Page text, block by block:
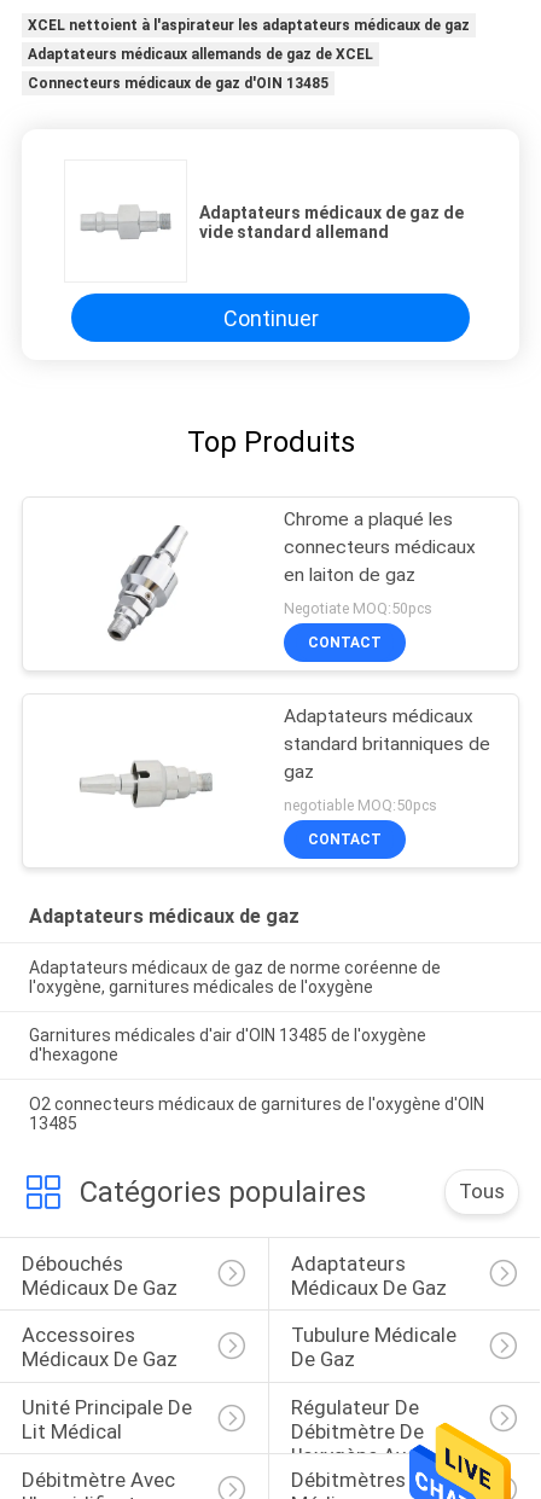
XCEL nettoient à l'aspirateur les adaptateurs médicaux de gaz
Adaptateurs médicaux allemands de gaz de XCEL
Connecteurs médicaux de gaz d'OIN 13485
Adaptateurs médicaux de gaz de
vide standard allemand
Continuer
Top Produits
Chrome a plaqué les
connecteurs médicaux
en laiton de gaz
Negotiate MOQ:50pcs
CONTACT
Adaptateurs médicaux
standard britanniques de
gaz
negotiable MOQ:50pcs
CONTACT
Adaptateurs médicaux de gaz
Adaptateurs médicaux de gaz de norme coréenne de
l'oxygène, garnitures médicales de l'oxygène
Garnitures médicales d'air d'OIN 13485 de l'oxygène
d'hexagone
O2 connecteurs médicaux de garnitures de l'oxygène d'OIN
13485
Catégories populaires Tous
Débouchés
Médicaux De Gaz
Adaptateurs
Médicaux De Gaz
Accessoires
Médicaux De Gaz
Tubulure Médicale
De Gaz
Unité Principale De
Lit Médical
Régulateur De
Débitmètre De
L'oxygène Avec
L'humidificateur
Débitmètre Avec
Débitmètres